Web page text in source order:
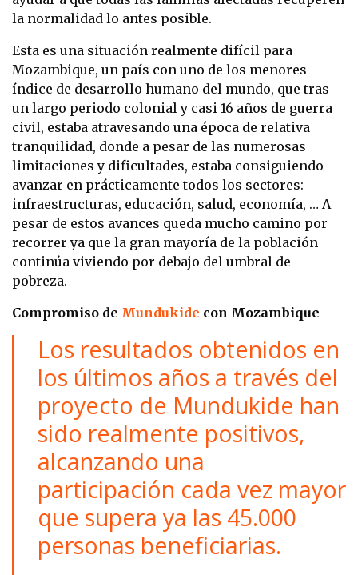
la normalidad lo antes posible.
Esta es una situación realmente difícil para
Mozambique, un país con uno de los menores
índice de desarrollo humano del mundo, que tras
un largo periodo colonial y casi 16 años de guerra
civil, estaba atravesando una época de relativa
tranquilidad, donde a pesar de las numerosas
limitaciones y dificultades, estaba consiguiendo
avanzar en prácticamente todos los sectores:
infraestructuras, educación, salud, economía, … A
pesar de estos avances queda mucho camino por
recorrer ya que la gran mayoría de la población
continúa viviendo por debajo del umbral de
pobreza.
Compromiso de Mundukide con Mozambique
Los resultados obtenidos en
los últimos años a través del
proyecto de Mundukide han
sido realmente positivos,
alcanzando una
participación cada vez mayor
que supera ya las 45.000
personas beneficiarias.